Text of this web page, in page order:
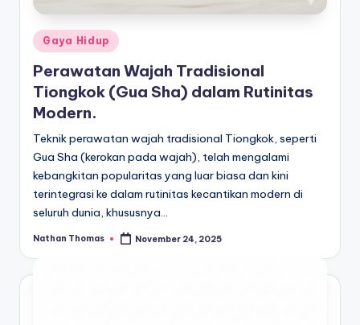
Posted
in
Gaya Hidup
Perawatan Wajah Tradisional
Tiongkok (Gua Sha) dalam Rutinitas
Modern.
Teknik perawatan wajah tradisional Tiongkok, seperti
Gua Sha (kerokan pada wajah), telah mengalami
kebangkitan popularitas yang luar biasa dan kini
terintegrasi ke dalam rutinitas kecantikan modern di
seluruh dunia, khususnya…
Posted
Nathan Thomas November 24, 2025